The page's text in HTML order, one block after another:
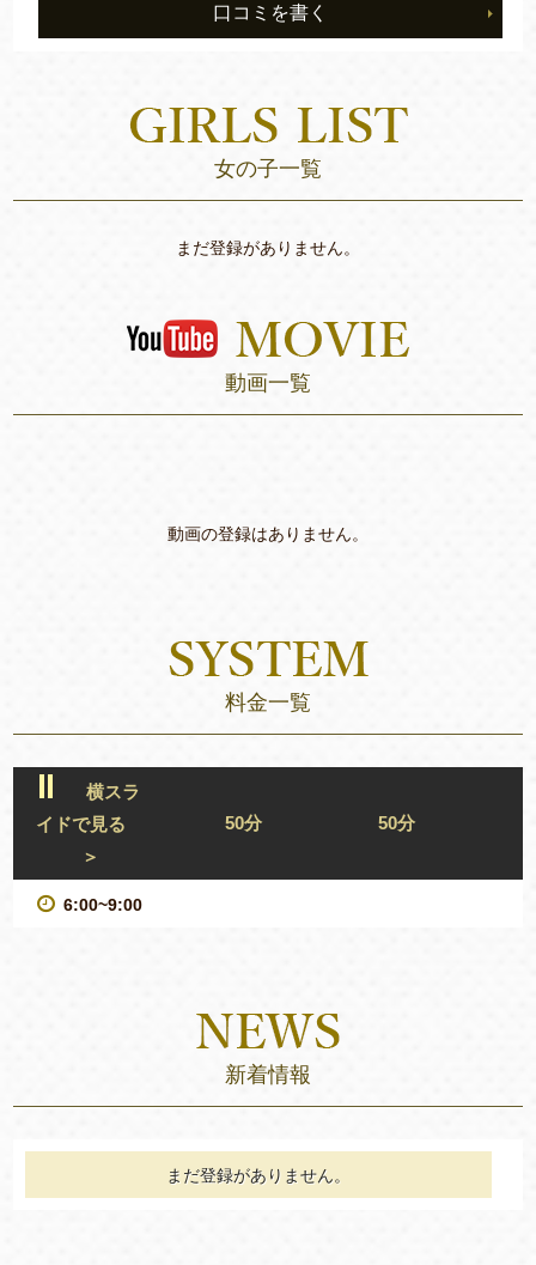
口コミを書く
女の子一覧
まだ登録がありません。
動画一覧
動画の登録はありません。
料金一覧
横スラ
イドで見る
＞
50分 50分
6:00~9:00
新着情報
まだ登録がありません。